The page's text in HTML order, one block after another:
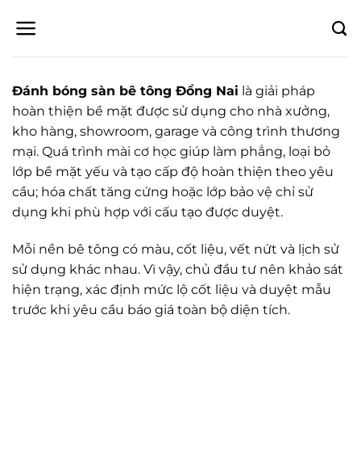
qua
Đánh bóng sàn bê tông Đồng Nai là giải pháp
hoàn thiện bề mặt được sử dụng cho nhà xưởng,
kho hàng, showroom, garage và công trình thương
mại. Quá trình mài cơ học giúp làm phẳng, loại bỏ
lớp bề mặt yếu và tạo cấp độ hoàn thiện theo yêu
cầu; hóa chất tăng cứng hoặc lớp bảo vệ chỉ sử
dụng khi phù hợp với cấu tạo được duyệt.
Mỗi nền bê tông có màu, cốt liệu, vết nứt và lịch sử
sử dụng khác nhau. Vì vậy, chủ đầu tư nên khảo sát
hiện trạng, xác định mức lộ cốt liệu và duyệt mẫu
trước khi yêu cầu báo giá toàn bộ diện tích.